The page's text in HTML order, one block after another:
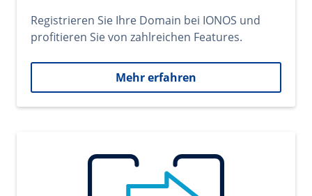
Registrieren Sie Ihre Domain bei IONOS und
profitieren Sie von zahlreichen Features.
Mehr erfahren